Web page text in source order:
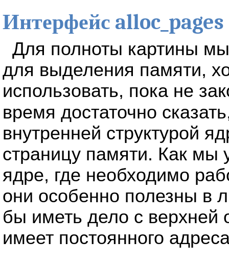
Интерфейс alloc_pages
Для полноты картины
для выделения памяти,
использовать, пока не
время достаточно
внутренней структурой
страницу памяти. Как мы
ядре, где необходимо
они особенно полезны в
бы иметь дело с верхней
имеет постоянного